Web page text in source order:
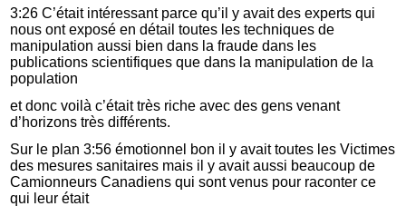
3:26 C’était intéressant parce qu’il y avait des experts qui
nous ont exposé en détail toutes les techniques de
manipulation aussi bien dans la fraude dans les
publications scientifiques que dans la manipulation de la
population
et donc voilà c’était très riche avec des gens venant
d’horizons très différents.
Sur le plan 3:56 émotionnel bon il y avait toutes les Victimes
des mesures sanitaires mais il y avait aussi beaucoup de
Camionneurs Canadiens qui sont venus pour raconter ce
qui leur était